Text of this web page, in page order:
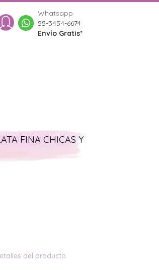
Whatsapp
55-3454-6674
Envío Gratis*
FINA CHICAS Y
del producto